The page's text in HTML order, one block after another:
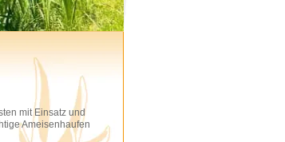
mit Einsatz und
Ameisenhaufen